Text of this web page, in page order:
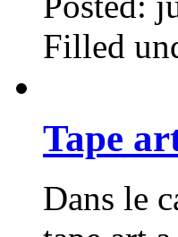
Filled
Tape
Dans le